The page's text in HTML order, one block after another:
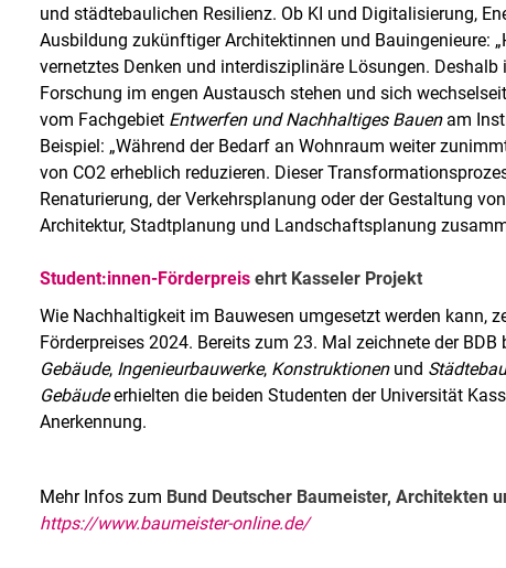
und städtebaulichen Resilienz. Ob KI und Digitalisierung,
Ausbildung zukünftiger Architektinnen und Bauingenieure:
vernetztes Denken und interdisziplinäre Lösungen.
Forschung im engen Austausch stehen und sich
vom Fachgebiet Entwerfen und Nachhaltiges Bauenam
Beispiel: „Während der Bedarf an Wohnraum weiter
von CO2 erheblich reduzieren. Dieser
Renaturierung, der Verkehrsplanung oder der Gestaltung
Architektur, Stadtplanung und Landschaftsplanung
Student:innen-Förderpreis ehrt Kasseler Projekt
Wie Nachhaltigkeit im Bauwesen umgesetzt werden kann,
Förderpreises 2024. Bereits zum 23. Mal zeichnete der
Gebäude, Ingenieurbauwerke, Konstruktionen und
Gebäudeerhielten die beiden Studenten der Universität
Anerkennung.
Mehr Infos zum Bund Deutscher Baumeister, Architekten
https://www.baumeister-online.de/